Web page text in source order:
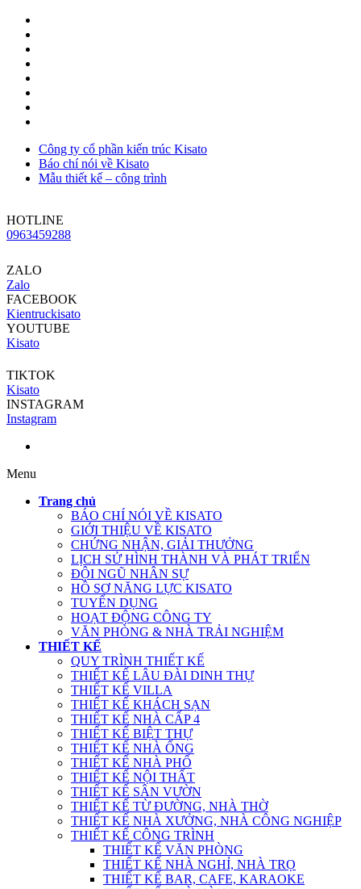
Công ty cổ phần kiến trúc Kisato
Báo chí nói về Kisato
Mẫu thiết kế – công trình
HOTLINE
0963459288
ZALO
Zalo
FACEBOOK
Kientruckisato
YOUTUBE
Kisato
TIKTOK
Kisato
INSTAGRAM
Instagram
Menu
Trang chủ
BÁO CHÍ NÓI VỀ KISATO
GIỚI THIỆU VỀ KISATO
CHỨNG NHẬN, GIẢI THƯỞNG
LỊCH SỬ HÌNH THÀNH VÀ PHÁT TRIỂN
ĐỘI NGŨ NHÂN SỰ
HỒ SƠ NĂNG LỰC KISATO
TUYỂN DỤNG
HOẠT ĐỘNG CÔNG TY
VĂN PHÒNG & NHÀ TRẢI NGHIỆM
THIẾT KẾ
QUY TRÌNH THIẾT KẾ
THIẾT KẾ LÂU ĐÀI DINH THỰ
THIẾT KẾ VILLA
THIẾT KẾ KHÁCH SẠN
THIẾT KẾ NHÀ CẤP 4
THIẾT KẾ BIỆT THỰ
THIẾT KẾ NHÀ ỐNG
THIẾT KẾ NHÀ PHỐ
THIẾT KẾ NỘI THẤT
THIẾT KẾ SÂN VƯỜN
THIẾT KẾ TỪ ĐƯỜNG, NHÀ THỜ
THIẾT KẾ NHÀ XƯỞNG, NHÀ CÔNG NGHIỆP
THIẾT KẾ CÔNG TRÌNH
THIẾT KẾ VĂN PHÒNG
THIẾT KẾ NHÀ NGHỈ, NHÀ TRỌ
THIẾT KẾ BAR, CAFE, KARAOKE